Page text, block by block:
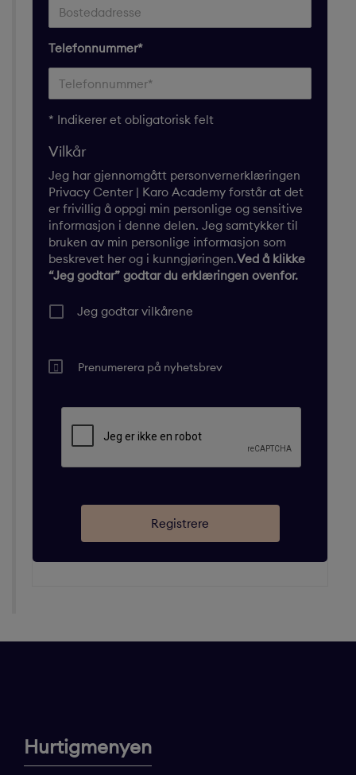
Telefonnummer*
* Indikerer et obligatorisk felt
Vilkår
Jeg har gjennomgått personvernerklæringen
Privacy Center | Karo Academy forstår at det
er frivillig å oppgi min personlige og sensitive
informasjon i denne delen. Jeg samtykker til
bruken av min personlige informasjon som
beskrevet her og i kunngjøringen.Ved å klikke
“Jeg godtar” godtar du erklæringen ovenfor.
Jeg godtar vilkårene
Hurtigmenyen